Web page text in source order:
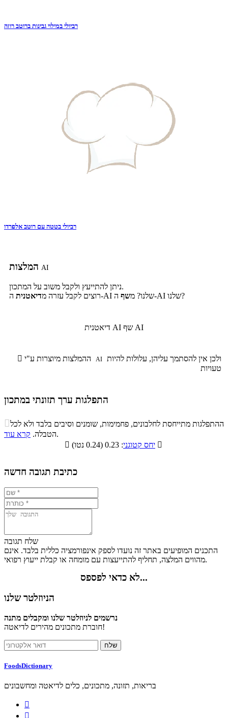
רביולי במילוי גבינות ברוטב רוזה
רביולי בטטה עם רוטב אלפרדו
AI
ניתן להתייעץ ולקבל משוב על המתכון.
רוצים לקבל עזרה מדיאטנית ה-AI שלנו? משף ה-AI שלנו?
דיאטנית AI שף AI
 AI
טעויות
התפלגות ערך תזונתי במתכון
התפלגות ערך תזונתי במתכון
סיבים
תזונתיים
שומנים חלבונים
21.4% 58.1%
ההתפלגות מתייחסת לחלבונים, פחמימות, שומנים וסיבים בלבד ולא לכל
הטבלה. קרא עוד
.

יחס קטוגני 
כתיבת תגובה חדשה
שלח תגובה
התכנים המופיעים באתר זה נועדו לספק אינפורמציה כללית בלבד. אינם
מהווים המלצה, תחליף להתייעצות עם מומחה או קבלת ייעוץ רפואי.
לא כדאי לפספס...
הניוזלטר שלנו
נרשמים לניוזלטר שלנו ומקבלים מתנה
חוברת מתכונים מהירים לדיאטה!
FoodsDictionary
בריאות, תזונה, מתכונים, כלים לדיאטה ומחשבונים

